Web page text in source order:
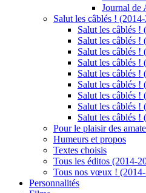
Journal de
Salut les câblés !
Salut les câblés !
Salut les câblés !
Salut les câblés !
Salut les câblés !
Salut les câblés !
Salut les câblés !
Salut les câblés !
Salut les câblés !
Salut les câblés !
Pour le plaisir des
Humeurs et propos
Textes choisis
Tous les éditos (2014-
Tous nos vœux !
Personnalités